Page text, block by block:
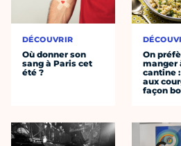
DÉCOUVRIR
Où donner son
sang à Paris cet
été ?
On
manger
cantine
aux
façon